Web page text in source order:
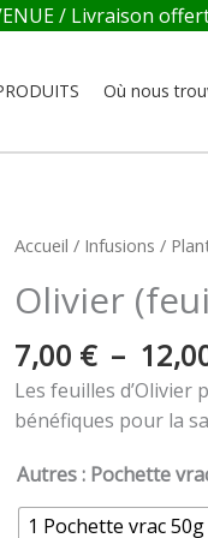
/ Livraison
Où nous
Accueil / Infusions /
Olivier
7,00 € –
Les feuilles
bénéfiques pour la
Autres: Pochette
1 Pochette vrac 50g
quantité
Olivier